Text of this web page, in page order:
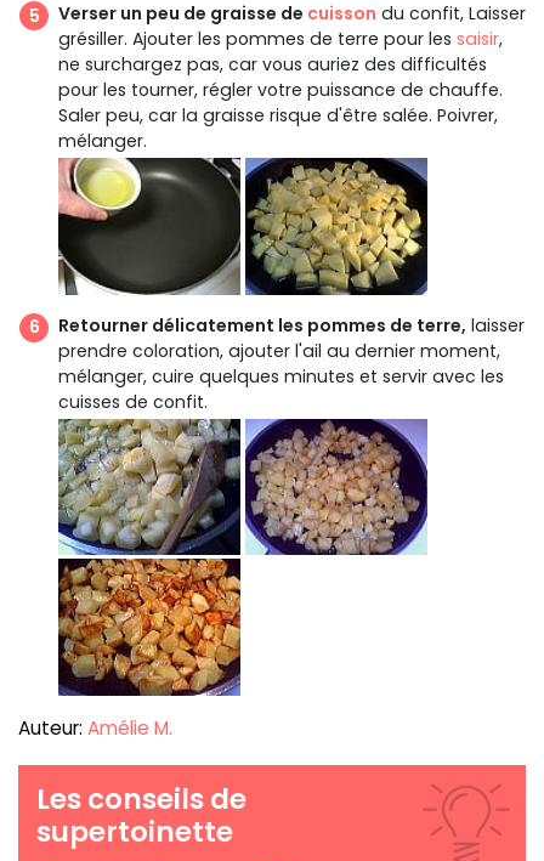
Verser un peu de graisse de cuisson du confit, Laisser
grésiller. Ajouter les pommes de terre pour les saisir,
ne surchargez pas, car vous auriez des difficultés
pour les tourner, régler votre puissance de chauffe.
Saler peu, car la graisse risque d'être salée. Poivrer,
mélanger.
Retourner délicatement les pommes de terre, laisser
prendre coloration, ajouter l'ail au dernier moment,
mélanger, cuire quelques minutes et servir avec les
cuisses de confit.
Auteur: Amélie M.
Les conseils de
supertoinette